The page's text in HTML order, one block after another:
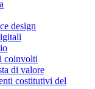
design
coinvolti
di valore
costitutivi del